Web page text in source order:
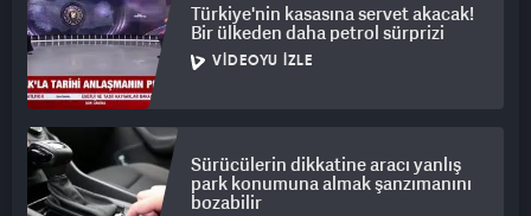
Türkiye'nin kasasına servet akacak!
Bir ülkeden daha petrol sürprizi
VIDEOYU İZLE
Sürücülerin dikkatine aracı yanlış
park konumuna almak şanzımanını
bozabilir